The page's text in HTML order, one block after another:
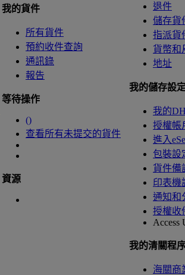
我的貨件
所有貨件
預約收件查詢
通訊錄
報告
等待操作
()
查看所有未提交的貨件
資源
退件
儲存貨
指派貨
貨幣和
地址
我的儲存設
我的
授權帳
進入
包裝設
貨件備
印表機
通知和
授權收
Access
我的清關程
海關商